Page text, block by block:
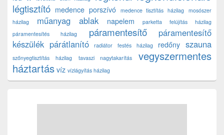
légtisztító medence porszívó medence tisztítás házilag
mosószer
házilag
műanyag ablak napelem
parketta felújítás házilag
páramentesítés házilag
páramentesítő
páramentesítő
készülék párátlanító radiátor festés házilag redőny szauna
szőnyegtisztítás házilag tavaszi nagytakarítás
vegyszermentes
háztartás víz vízlágyítás házilag